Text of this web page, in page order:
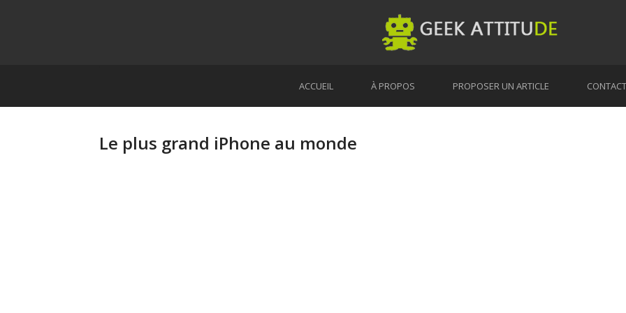
ACCUEIL À PROPOS PROPOSER UN ARTICLE CONTACT
Le plus grand iPhone au monde